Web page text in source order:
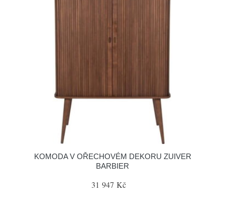
KOMODA V OŘECHOVÉM DEKORU ZUIVER
BARBIER
31 947 Kč